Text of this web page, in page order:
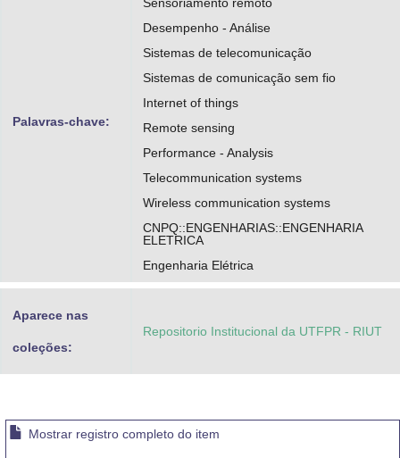
Souza, Richard Demo
https://orcid.org/0000-0002-7389-6245
http://lattes.cnpq.br/6825512654223870
Palavras-chave:
Sensoriamento remoto
Desempenho - Análise
Sistemas de telecomunicação
Sistemas de comunicação sem fio
Internet of things
Remote sensing
Performance - Analysis
Telecommunication systems
Wireless communication systems
CNPQ::ENGENHARIAS::ENGENHARIA
ELETRICA
Engenharia Elétrica
Aparece nas
coleções:
Repositorio Institucional da UTFPR - RIUT
Mostrar registro completo do item